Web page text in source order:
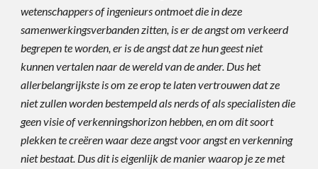
wetenschappers of ingenieurs ontmoet die in deze
samenwerkingsverbanden zitten, is er de angst om verkeerd
begrepen te worden, er is de angst dat ze hun geest niet
kunnen vertalen naar de wereld van de ander. Dus het
allerbelangrijkste is om ze erop te laten vertrouwen dat ze
niet zullen worden bestempeld als nerds of als specialisten die
geen visie of verkenningshorizon hebben, en om dit soort
plekken te creëren waar deze angst voor angst en verkenning
niet bestaat. Dus dit is eigenlijk de manier waarop je ze met